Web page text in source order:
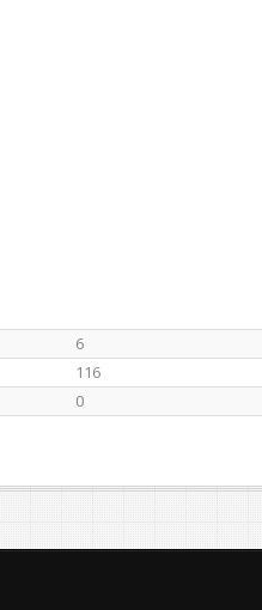
6
116
0